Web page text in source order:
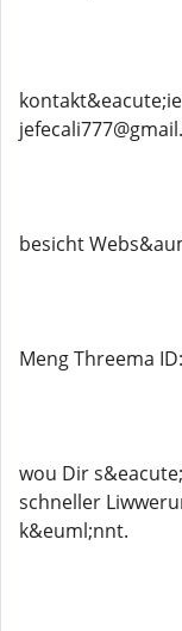
besicht
Meng Threema
wou Dir
schneller
k&euml;nnt.